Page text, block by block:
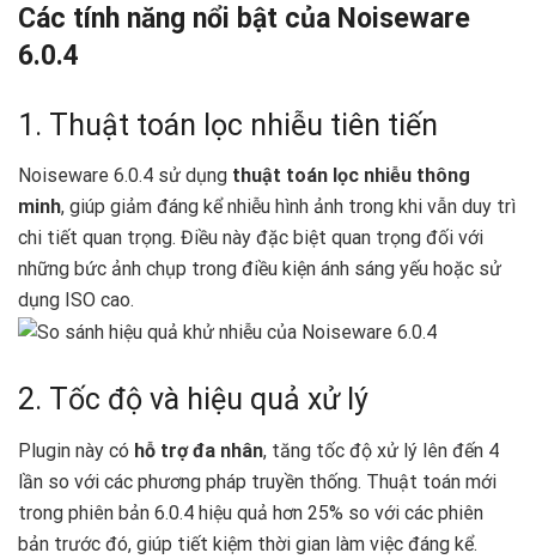
Các tính năng nổi bật của Noiseware
6.0.4
1. Thuật toán lọc nhiễu tiên tiến
Noiseware 6.0.4 sử dụng thuật toán lọc nhiễu thông
minh, giúp giảm đáng kể nhiễu hình ảnh trong khi vẫn duy trì
chi tiết quan trọng. Điều này đặc biệt quan trọng đối với
những bức ảnh chụp trong điều kiện ánh sáng yếu hoặc sử
dụng ISO cao.
2. Tốc độ và hiệu quả xử lý
Plugin này có hỗ trợ đa nhân, tăng tốc độ xử lý lên đến 4
lần so với các phương pháp truyền thống. Thuật toán mới
trong phiên bản 6.0.4 hiệu quả hơn 25% so với các phiên
bản trước đó, giúp tiết kiệm thời gian làm việc đáng kể.